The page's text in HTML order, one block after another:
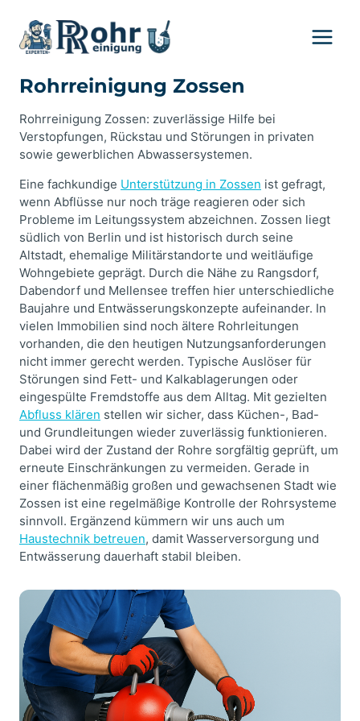
Inhalt
springen
Rohrreinigung Zossen
Rohrreinigung Zossen: zuverlässige Hilfe bei
Verstopfungen, Rückstau und Störungen in privaten
sowie gewerblichen Abwassersystemen.
Eine fachkundige Unterstützung in Zossen ist gefragt,
wenn Abflüsse nur noch träge reagieren oder sich
Probleme im Leitungssystem abzeichnen. Zossen liegt
südlich von Berlin und ist historisch durch seine
Altstadt, ehemalige Militärstandorte und weitläufige
Wohngebiete geprägt. Durch die Nähe zu Rangsdorf,
Dabendorf und Mellensee treffen hier unterschiedliche
Baujahre und Entwässerungskonzepte aufeinander. In
vielen Immobilien sind noch ältere Rohrleitungen
vorhanden, die den heutigen Nutzungsanforderungen
nicht immer gerecht werden. Typische Auslöser für
Störungen sind Fett- und Kalkablagerungen oder
eingespülte Fremdstoffe aus dem Alltag. Mit gezielten
Abfluss klären stellen wir sicher, dass Küchen-, Bad-
und Grundleitungen wieder zuverlässig funktionieren.
Dabei wird der Zustand der Rohre sorgfältig geprüft, um
erneute Einschränkungen zu vermeiden. Gerade in
einer flächenmäßig großen und gewachsenen Stadt wie
Zossen ist eine regelmäßige Kontrolle der Rohrsysteme
sinnvoll. Ergänzend kümmern wir uns auch um
Haustechnik betreuen, damit Wasserversorgung und
Entwässerung dauerhaft stabil bleiben.